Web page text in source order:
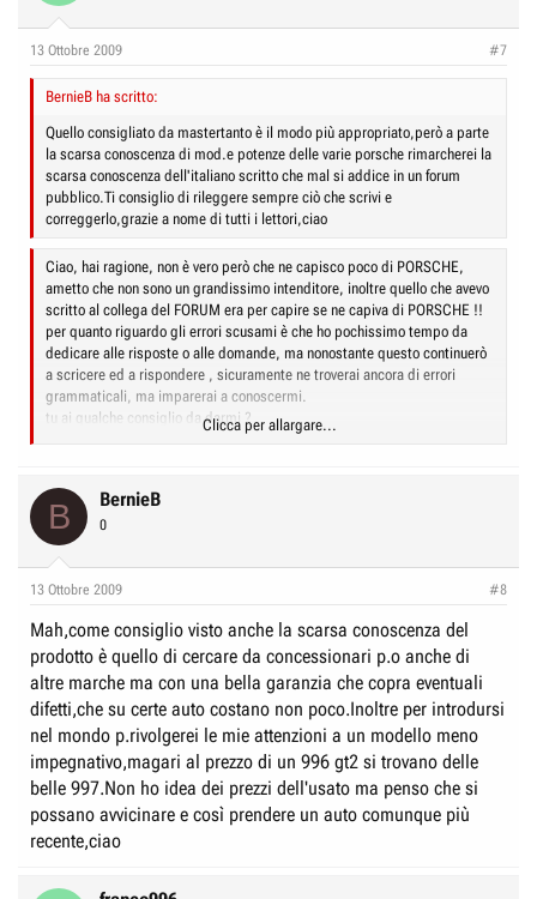
GT, che si chiama.... Carrera GT, arrivava a tanto.
In ogni caso, se io dovessi acquistare una GT2 usata non partirei da
saranno poche) sia di commercianti.
non si possono applicare idee preconcette né i criteri di selezione che
valgono per un'auto comune : si esamina caso per caso ciò che c'è in
offerta, e stop.
Di sicuro, darei un'occhiata anche ad offerte dall'estero, Germania in
Lucio
N.B.: se avessi una Topolino penso che me la terrei... oppure la cederei
soltanto ad un vero appassionato di vetture d'epoca, uno che sappia
curarla come si deve.
Sono abbastanza avanti con gli anni per ricordare di esserci stato
davvero, da ragazzino, nella Topolino, qualcosa come 45 anni fa, quando
pur essendoci già da un pezzo la 500 le Topolino erano ancora comuni.
13 Ottobre 2009 #7
BernieB ha scritto:
Quello consigliato da mastertanto è il modo più appropriato,però a parte
la scarsa conoscenza di mod.e potenze delle varie porsche rimarcherei la
scarsa conoscenza dell'italiano scritto che mal si addice in un forum
pubblico.Ti consiglio di rileggere sempre ciò che scrivi e
correggerlo,grazie a nome di tutti i lettori,ciao
Ciao, hai ragione, non è vero però che ne capisco poco di PORSCHE,
ametto che non sono un grandissimo intenditore, inoltre quello che avevo
scritto al collega del FORUM era per capire se ne capiva di PORSCHE !!
per quanto riguardo gli errori scusami è che ho pochissimo tempo da
dedicare alle risposte o alle domande, ma nonostante questo continuerò
a scricere ed a rispondere , sicuramente ne troverai ancora di errori
grammaticali, ma imparerai a conoscermi.
tu ai qualche consiglio da darmi ?Clicca per allargare...
B BernieB
0
13 Ottobre 2009 #8
Mah,come consiglio visto anche la scarsa conoscenza del
prodotto è quello di cercare da concessionari p.o anche di
altre marche ma con una bella garanzia che copra eventuali
difetti,che su certe auto costano non poco.Inoltre per introdursi
nel mondo p.rivolgerei le mie attenzioni a un modello meno
impegnativo,magari al prezzo di un 996 gt2 si trovano delle
belle 997.Non ho idea dei prezzi dell'usato ma penso che si
possano avvicinare e così prendere un auto comunque più
recente,ciao